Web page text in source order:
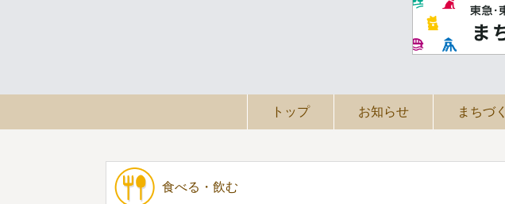
トップ お知らせ まちづ
食べる・飲む